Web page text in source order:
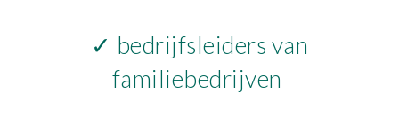
✓ bedrijfsleiders van
familiebedrijven